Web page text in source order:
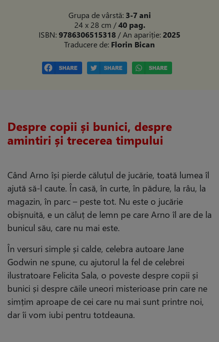
Grupa de vârstă: 3-7 ani
24 x 28 cm /40 pag.
ISBN:9786306515318 / An apariție:2025
Traducere de: Florin Bican
Despre copii și bunici, despre
amintiri și trecerea timpului
Când Arno își pierde căluțul de jucărie, toată lumea îl
ajută să-l caute. În casă, în curte, în pădure, la râu, la
magazin, în parc – peste tot. Nu este o jucărie
obișnuită, e un căluț de lemn pe care Arno îl are de la
bunicul său, care nu mai este.
În versuri simple și calde, celebra autoare Jane
Godwin ne spune, cu ajutorul la fel de celebrei
ilustratoare Felicita Sala, o poveste despre copii și
bunici și despre căile uneori misterioase prin care ne
simțim aproape de cei care nu mai sunt printre noi,
dar îi vom iubi pentru totdeauna.